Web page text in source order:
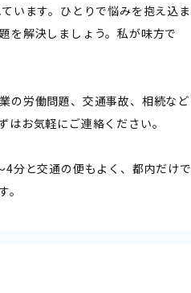
います。ひとりで悩みを抱え込ま
を解決しましょう。私が味方で
の労働問題、交通事故、相続など
お気軽にご連絡ください。
分と交通の便もよく、都内だけで